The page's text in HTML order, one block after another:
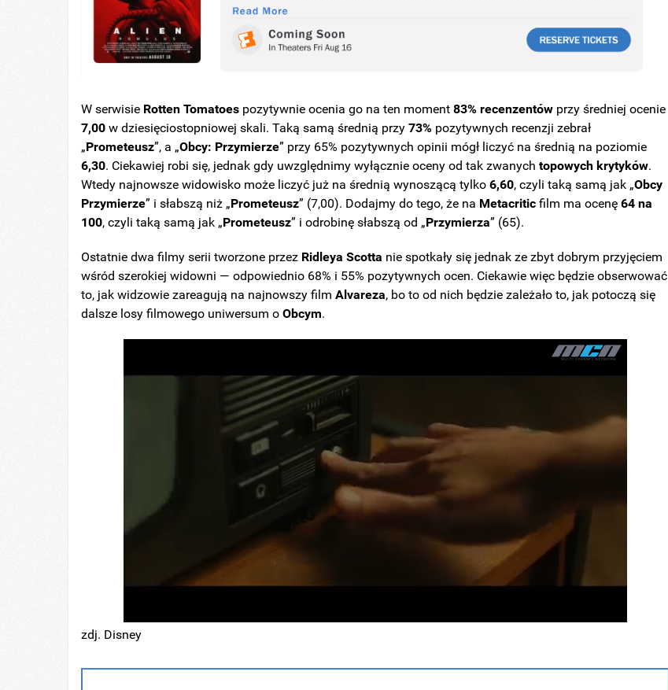
W serwisie Rotten Tomatoes pozytywnie ocenia go na ten moment83% recenzentów przy średniej ocenie
7,00 w dziesięciostopniowej skali. Taką samą średnią przy73% pozytywnych recenzji zebrał
„Prometeusz”, a „Obcy: Przymierze” przy 65% pozytywnych opinii mógł liczyć na średnią na poziomie
6,30. Ciekawiej robi się, jednak gdy uwzględnimy wyłącznie oceny od tak zwanychtopowych krytyków.
Wtedy najnowsze widowisko może liczyć już na średnią wynoszącą tylko6,60, czyli taką samą jak „Obcy
Przymierze” i słabszą niż „Prometeusz” (7,00). Dodajmy do tego, że na Metacritic film ma ocenę64 na
100, czyli taką samą jak „Prometeusz” i odrobinę słabszą od „Przymierza” (65).
Ostatnie dwa filmy serii tworzone przez Ridleya Scotta nie spotkały się jednak ze zbyt dobrym przyjęciem
wśród szerokiej widowni — odpowiednio 68% i 55% pozytywnych ocen. Ciekawie więc będzie obserwować
to, jak widzowie zareagują na najnowszy filmAlvareza, bo to od nich będzie zależało to, jak potoczą się
dalsze losy filmowego uniwersum oObcym.
zdj. Disney